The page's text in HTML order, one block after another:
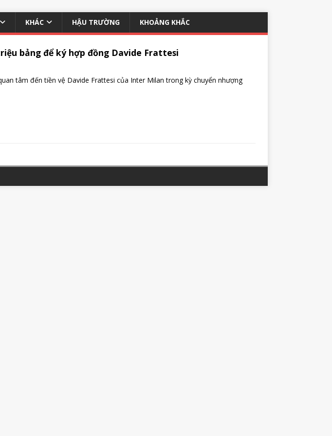
KHÁC HẬU TRƯỜNG KHOẢNG KHẮC
bảng để ký hợp đồng Davide Frattesi
tâm đến tiền vệ Davide Frattesi của Inter Milan trong kỳ chuyển nhượng